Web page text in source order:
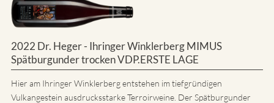
2022 Dr. Heger - Ihringer Winklerberg MIMUS
Spätburgunder trocken VDP.ERSTE LAGE
Hier am Ihringer Winklerberg entstehen im tiefgründigen
Vulkangestein ausdrucksstarke Terroirweine. Der Spätburgunder